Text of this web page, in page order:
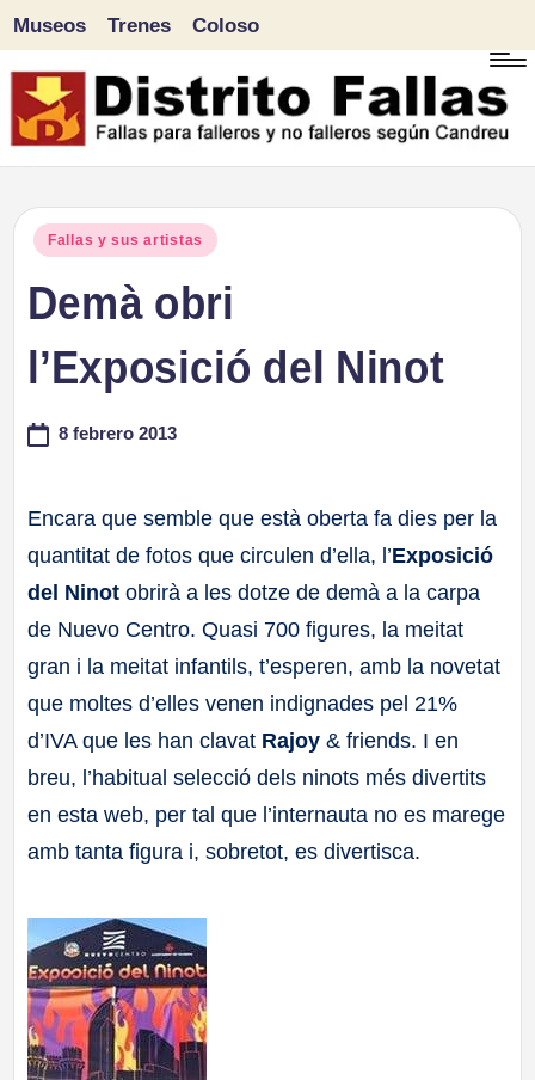
Saltar
al
Museos Trenes Coloso
Publicado
Fallas y sus artistas
Demà obri
l’Exposició del Ninot
8 febrero 2013
Encara que semble que està oberta fa dies per la
quantitat de fotos que circulen d’ella, l’Exposició
del Ninot obrirà a les dotze de demà a la carpa
de Nuevo Centro. Quasi 700 figures, la meitat
gran i la meitat infantils, t’esperen, amb la novetat
que moltes d’elles venen indignades pel 21%
d’IVA que les han clavat Rajoy & friends. I en
breu, l’habitual selecció dels ninots més divertits
en esta web, per tal que l’internauta no es marege
amb tanta figura i, sobretot, es divertisca.